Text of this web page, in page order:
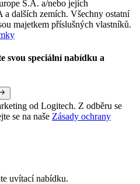
S.A. a/nebo jejích
dalších zemích. Všechny ostatní
majetkem příslušných vlastníků.
svou speciální nabídku a
od Logitech. Z odběru se
se na naše Zásady ochrany
uvítací nabídku.